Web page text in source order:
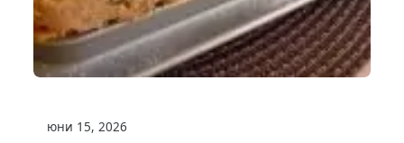
юни 15, 2026